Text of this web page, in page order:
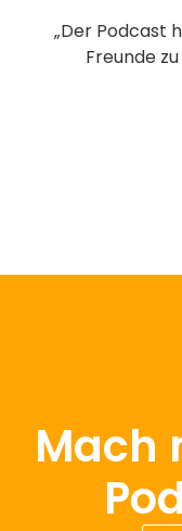
„Der Podcast
Freunde
Mach